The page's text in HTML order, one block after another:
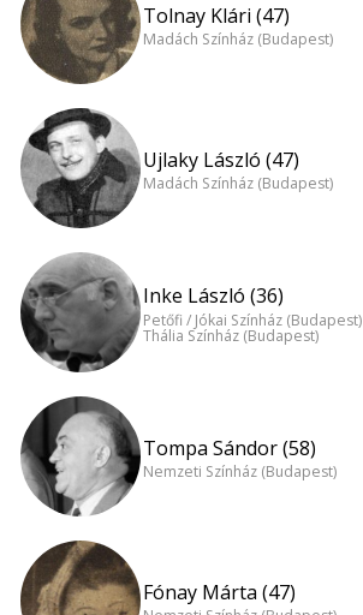
Tolnay Klári (47)
Madách Színház (Budapest)
Ujlaky László (47)
Madách Színház (Budapest)
Inke László (36)
Petőfi / Jókai Színház (Budapest)
Thália Színház (Budapest)
Tompa Sándor (58)
Nemzeti Színház (Budapest)
Fónay Márta (47)